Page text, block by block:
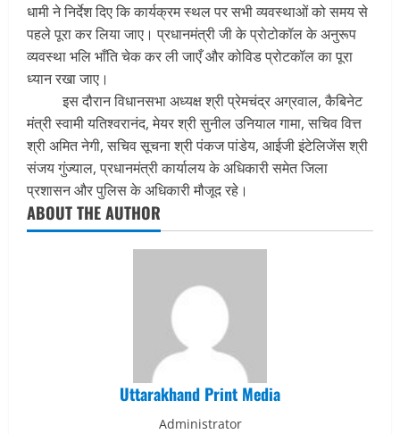
धामी ने निर्देश दिए कि कार्यक्रम स्थल पर सभी व्यवस्थाओं को समय से
पहले पूरा कर लिया जाए। प्रधानमंत्री जी के प्रोटोकॉल के अनुरूप
व्यवस्था भलि भाँति चेक कर ली जाएँ और कोविड प्रोटकॉल का पूरा
ध्यान रखा जाए।
इस दौरान विधानसभा अध्यक्ष श्री प्रेमचंद्र अग्रवाल, कैबिनेट
मंत्री स्वामी यतिश्वरानंद, मेयर श्री सुनील उनियाल गामा, सचिव वित्त
श्री अमित नेगी, सचिव सूचना श्री पंकज पांडेय, आईजी इंटेलिजेंस श्री
संजय गुंज्याल, प्रधानमंत्री कार्यालय के अधिकारी समेत जिला
प्रशासन और पुलिस के अधिकारी मौजूद रहे।
ABOUT THE AUTHOR
Uttarakhand Print Media
Administrator